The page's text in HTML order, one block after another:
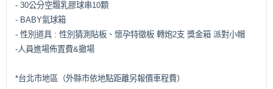
- 30公分空飄乳膠球串10顆
- BABY氣球箱
- 性別道具 : 性別猜測貼板、懷孕特徵板 轉炮2支 獎金箱 派對小帽
-人員進場佈置費&撤場
*台北市地區（外縣市依地點距離另報價車程費）